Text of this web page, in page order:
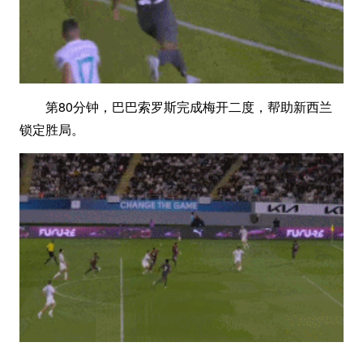
第80分钟，巴巴索罗斯完成梅开二度，帮助新西兰
锁定胜局。